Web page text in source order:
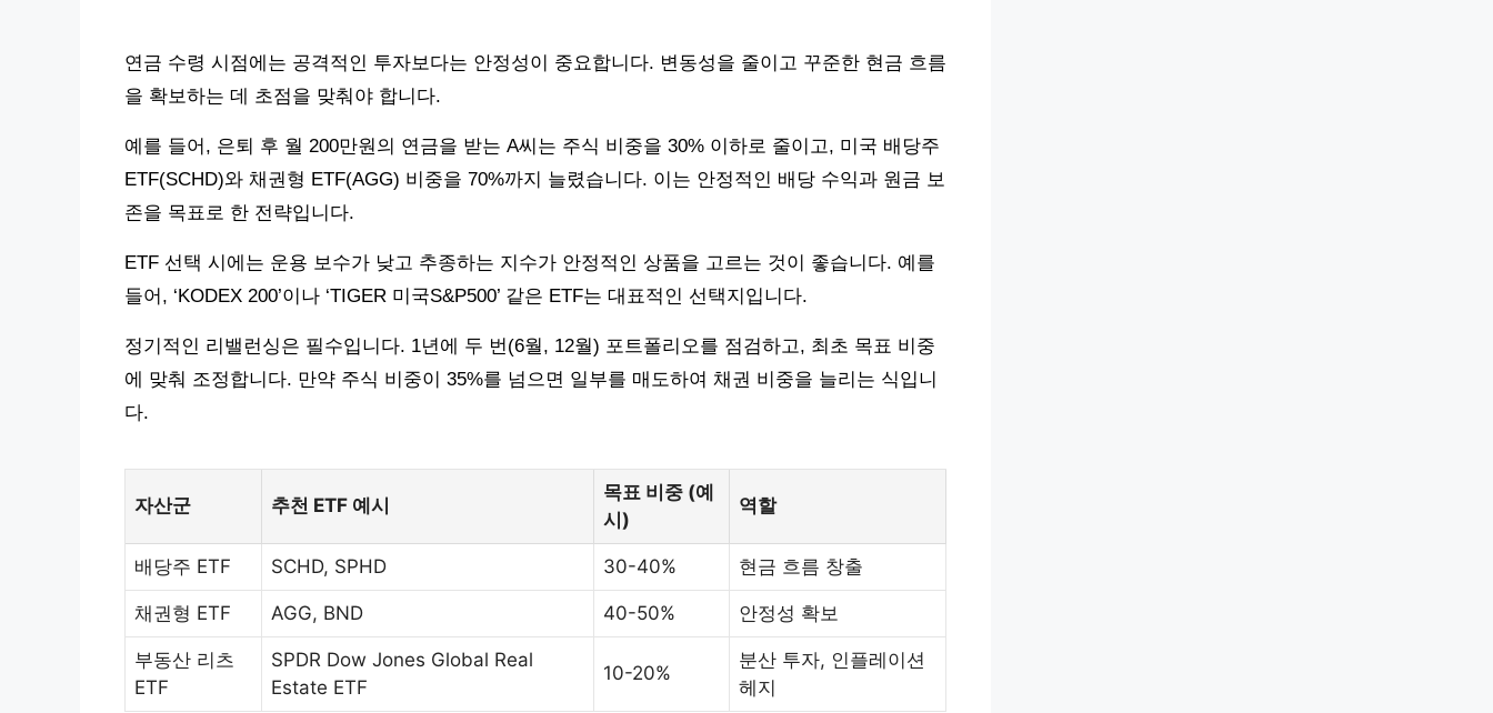
연금 수령 시점에는 공격적인 투자보다는 안정성이 중요합니다. 변동성을 줄이고 꾸준한 현금 흐름
을 확보하는 데 초점을 맞춰야 합니다.
예를 들어, 은퇴 후 월 200만원의 연금을 받는 A씨는 주식 비중을 30% 이하로 줄이고, 미국 배당주
ETF(SCHD)와 채권형 ETF(AGG) 비중을 70%까지 늘렸습니다. 이는 안정적인 배당 수익과 원금 보
존을 목표로 한 전략입니다.
ETF 선택 시에는 운용 보수가 낮고 추종하는 지수가 안정적인 상품을 고르는 것이 좋습니다. 예를
들어, ‘KODEX 200’이나 ‘TIGER 미국S&P500’ 같은 ETF는 대표적인 선택지입니다.
정기적인 리밸런싱은 필수입니다. 1년에 두 번(6월, 12월) 포트폴리오를 점검하고, 최초 목표 비중
에 맞춰 조정합니다. 만약 주식 비중이 35%를 넘으면 일부를 매도하여 채권 비중을 늘리는 식입니
다.
자산군 추천 ETF 예시
목표 비중 (예
시)
역할
배당주 ETF SCHD, SPHD 30-40% 현금 흐름 창출
채권형 ETF AGG, BND 40-50% 안정성 확보
부동산 리츠
ETF
SPDR Dow Jones Global Real
Estate ETF
10-20%
분산 투자, 인플레이션
헤지